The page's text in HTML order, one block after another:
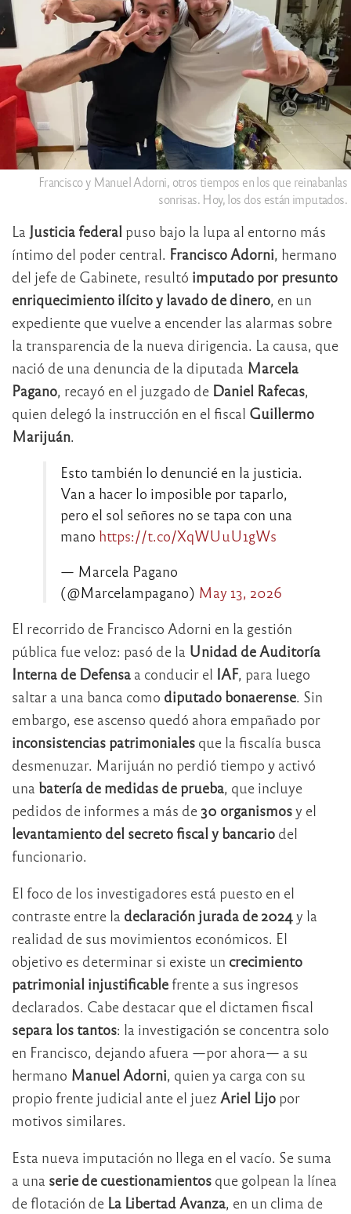
Francisco y Manuel Adorni, otros tiempos en los que reinabanlas
sonrisas. Hoy, los dos están imputados.
La Justicia federal puso bajo la lupa al entorno más
íntimo del poder central. Francisco Adorni, hermano
del jefe de Gabinete, resultó imputado por presunto
enriquecimiento ilícito y lavado de dinero, en un
expediente que vuelve a encender las alarmas sobre
la transparencia de la nueva dirigencia. La causa, que
nació de una denuncia de la diputada Marcela
Pagano, recayó en el juzgado de Daniel Rafecas,
quien delegó la instrucción en el fiscal Guillermo
Marijuán.
Esto también lo denuncié en la justicia.
Van a hacer lo imposible por taparlo,
pero el sol señores no se tapa con una
mano https://t.co/XqWUuU1gWs
— Marcela Pagano
(@Marcelampagano) May 13, 2026
El recorrido de Francisco Adorni en la gestión
pública fue veloz: pasó de la Unidad de Auditoría
Interna de Defensa a conducir el IAF, para luego
saltar a una banca como diputado bonaerense. Sin
embargo, ese ascenso quedó ahora empañado por
inconsistencias patrimoniales que la fiscalía busca
desmenuzar. Marijuán no perdió tiempo y activó
una batería de medidas de prueba, que incluye
pedidos de informes a más de 30 organismosy el
levantamiento del secreto fiscal y bancario del
funcionario.
El foco de los investigadores está puesto en el
contraste entre la declaración jurada de 2024y la
realidad de sus movimientos económicos. El
objetivo es determinar si existe un crecimiento
patrimonial injustificable frente a sus ingresos
declarados. Cabe destacar que el dictamen fiscal
separa los tantos: la investigación se concentra solo
en Francisco, dejando afuera —por ahora— a su
hermano Manuel Adorni, quien ya carga con su
propio frente judicial ante el juez Ariel Lijo por
motivos similares.
Esta nueva imputación no llega en el vacío. Se suma
a una serie de cuestionamientos que golpean la línea
de flotación de La Libertad Avanza, en un clima de